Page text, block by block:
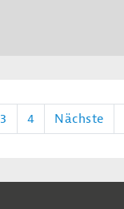
3 4 Nächste